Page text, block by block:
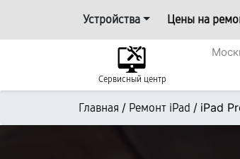
Устройства Цены на
Сервисный центр
Главная / Ремонт iPad / iPad